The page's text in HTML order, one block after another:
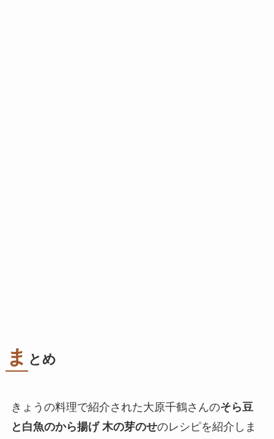
ま とめ
きょうの料理で紹介された大原千鶴さんのそら豆
と白魚のから揚げ 木の芽のせのレシピを紹介しま